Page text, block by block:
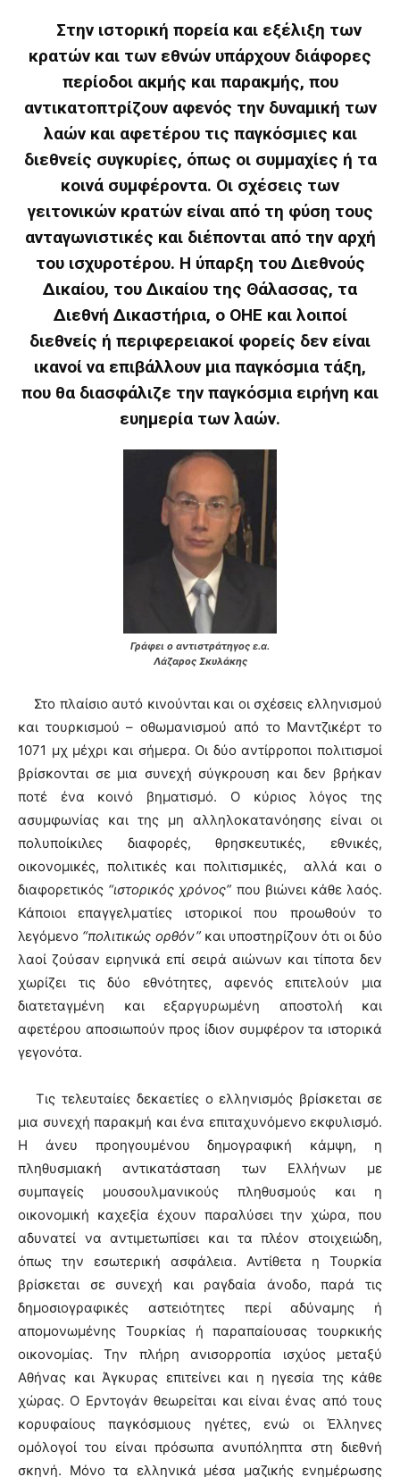
Στην ιστορική πορεία και εξέλιξη των
κρατών και των εθνών υπάρχουν διάφορες
περίοδοι ακμής και παρακμής, που
αντικατοπτρίζουν αφενός την δυναμική των
λαών και αφετέρου τις παγκόσμιες και
διεθνείς συγκυρίες, όπως οι συμμαχίες ή τα
κοινά συμφέροντα. Οι σχέσεις των
γειτονικών κρατών είναι από τη φύση τους
ανταγωνιστικές και διέπονται από την αρχή
του ισχυροτέρου. Η ύπαρξη του Διεθνούς
Δικαίου, του Δικαίου της Θάλασσας, τα
Διεθνή Δικαστήρια, ο ΟΗΕ και λοιποί
διεθνείς ή περιφερειακοί φορείς δεν είναι
ικανοί να επιβάλλουν μια παγκόσμια τάξη,
που θα διασφάλιζε την παγκόσμια ειρήνη και
ευημερία των λαών.
Γράφει ο αντιστράτηγος ε.α.
Λάζαρος Σκυλάκης
Στο πλαίσιο αυτό κινούνται και οι σχέσεις ελληνισμού
και τουρκισμού – οθωμανισμού από το Μαντζικέρτ το
1071 μχ μέχρι και σήμερα. Οι δύο αντίρροποι πολιτισμοί
βρίσκονται σε μια συνεχή σύγκρουση και δεν βρήκαν
ποτέ ένα κοινό βηματισμό. Ο κύριος λόγος της
ασυμφωνίας και της μη αλληλοκατανόησης είναι οι
πολυποίκιλες διαφορές, θρησκευτικές, εθνικές,
οικονομικές, πολιτικές και πολιτισμικές, αλλά και ο
διαφορετικός “ιστορικός χρόνος” που βιώνει κάθε λαός.
Κάποιοι επαγγελματίες ιστορικοί που προωθούν το
λεγόμενο “πολιτικώς ορθόν”και υποστηρίζουν ότι οι δύο
λαοί ζούσαν ειρηνικά επί σειρά αιώνων και τίποτα δεν
χωρίζει τις δύο εθνότητες, αφενός επιτελούν μια
διατεταγμένη και εξαργυρωμένη αποστολή και
αφετέρου αποσιωπούν προς ίδιον συμφέρον τα ιστορικά
γεγονότα.
Τις τελευταίες δεκαετίες ο ελληνισμός βρίσκεται σε
μια συνεχή παρακμή και ένα επιταχυνόμενο εκφυλισμό.
Η άνευ προηγουμένου δημογραφική κάμψη, η
πληθυσμιακή αντικατάσταση των Ελλήνων με
συμπαγείς μουσουλμανικούς πληθυσμούς και η
οικονομική καχεξία έχουν παραλύσει την χώρα, που
αδυνατεί να αντιμετωπίσει και τα πλέον στοιχειώδη,
όπως την εσωτερική ασφάλεια. Αντίθετα η Τουρκία
βρίσκεται σε συνεχή και ραγδαία άνοδο, παρά τις
δημοσιογραφικές αστειότητες περί αδύναμης ή
απομονωμένης Τουρκίας ή παραπαίουσας τουρκικής
οικονομίας. Την πλήρη ανισορροπία ισχύος μεταξύ
Αθήνας και Άγκυρας επιτείνει και η ηγεσία της κάθε
χώρας. Ο Ερντογάν θεωρείται και είναι ένας από τους
κορυφαίους παγκόσμιους ηγέτες, ενώ οι Έλληνες
ομόλογοί του είναι πρόσωπα ανυπόληπτα στη διεθνή
σκηνή. Μόνο τα ελληνικά μέσα μαζικής ενημέρωσης